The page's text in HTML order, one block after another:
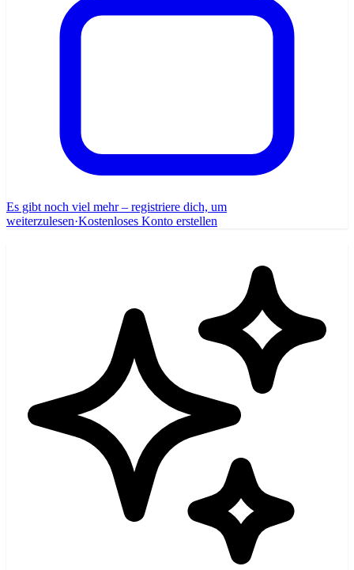
Es gibt noch viel mehr – registriere dich, um
weiterzulesen·Kostenloses Konto erstellen